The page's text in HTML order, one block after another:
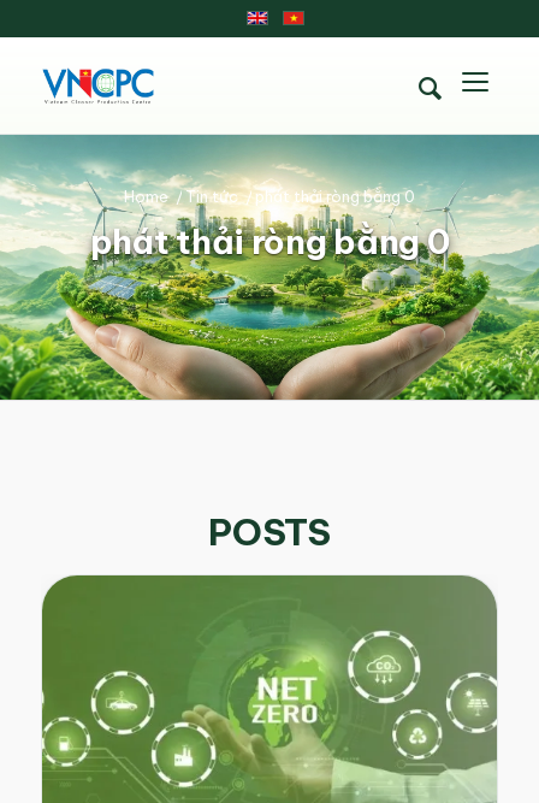
phát thải ròng bằng 0
Home /Tin tức / phát thải ròng bằng 0
POSTS